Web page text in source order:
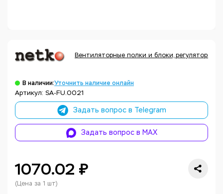
Вентиляторные полки и блоки, регуляторы
В наличии:Уточнить наличие онлайн
Артикул: SA-FU.0021
Задать вопрос в Telegram
Задать вопрос в MAX
1070.02 ₽
(Цена за 1 шт)